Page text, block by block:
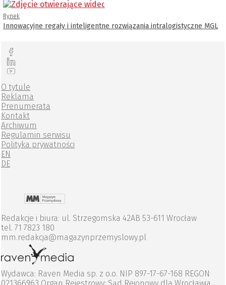
Rynek
Innowacyjne regały i inteligentne rozwiązania intralogistyczne MGL
O tytule
Reklama
Prenumerata
Kontakt
Archiwum
Regulamin serwisu
Polityka prywatności
EN
DE
Redakcje i biura: ul. Strzegomska 42AB 53-611 Wrocław
tel. 71 7823 180
mm.redakcja@magazynprzemyslowy.pl
Wydawca: Raven Media sp. z o.o. NIP 897-17-67-168 REGON